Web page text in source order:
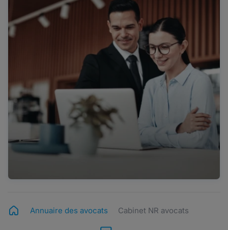
Annuaire des avocats Cabinet NR avocats